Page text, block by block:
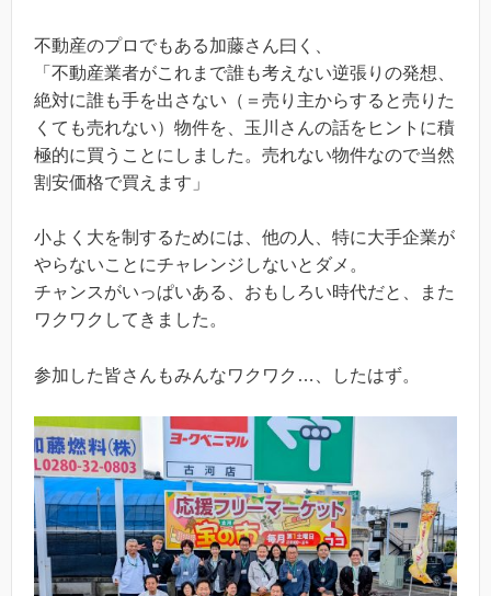
不動産のプロでもある加藤さん曰く、
「不動産業者がこれまで誰も考えない逆張りの発想、
絶対に誰も手を出さない（＝売り主からすると売りた
くても売れない）物件を、玉川さんの話をヒントに積
極的に買うことにしました。売れない物件なので当然
割安価格で買えます」
小よく大を制するためには、他の人、特に大手企業が
やらないことにチャレンジしないとダメ。
チャンスがいっぱいある、おもしろい時代だと、また
ワクワクしてきました。
参加した皆さんもみんなワクワク…、したはず。